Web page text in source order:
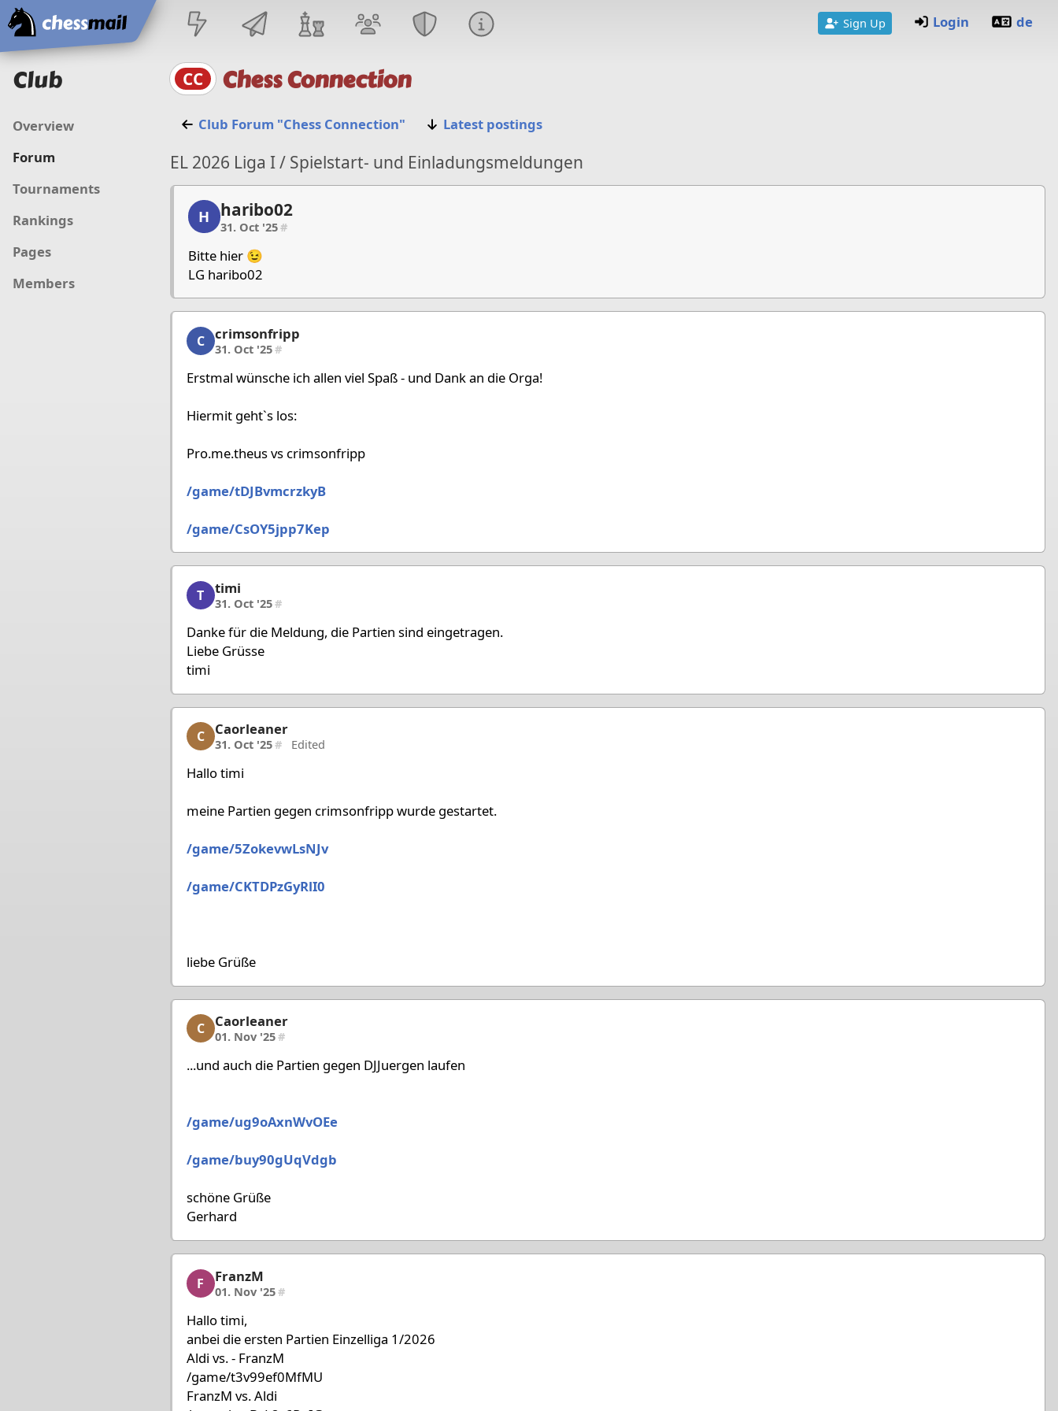
Home
Sign Up Login de
Club
Overview
Forum
Tournaments
Rankings
Pages
Members
CC Chess Connection
Club Forum "Chess Connection" Latest postings
EL 2026 Liga I / Spielstart- und Einladungsmeldungen
haribo02, 1/80, 31. Oct '25
H haribo02
31. Oct '25#
Bitte hier 😉
LG haribo02
crimsonfripp, 2/80, 31. Oct '25
C crimsonfripp
31. Oct '25#
Erstmal wünsche ich allen viel Spaß - und Dank an die Orga!
Hiermit geht`s los:
Pro.me.theus vs crimsonfripp
/game/tDJBvmcrzkyB
/game/CsOY5jpp7Kep
timi, 3/80, 31. Oct '25
T timi
31. Oct '25#
Danke für die Meldung, die Partien sind eingetragen.
Liebe Grüsse
timi
Caorleaner, 4/80, 31. Oct '25
C Caorleaner
31. Oct '25# Edited
Hallo timi
meine Partien gegen crimsonfripp wurde gestartet.
/game/5ZokevwLsNJv
/game/CKTDPzGyRlI0
liebe Grüße
Caorleaner, 5/80, 01. Nov '25
C Caorleaner
01. Nov '25#
...und auch die Partien gegen DJJuergen laufen
/game/ug9oAxnWvOEe
/game/buy90gUqVdgb
schöne Grüße
Gerhard
FranzM, 6/80, 01. Nov '25
F FranzM
01. Nov '25#
Hallo timi,
anbei die ersten Partien Einzelliga 1/2026
Aldi vs. - FranzM
/game/t3v99ef0MfMU
FranzM vs. Aldi